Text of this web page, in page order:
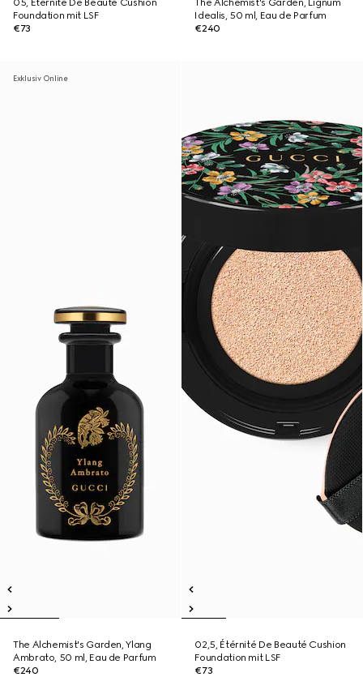
05, Étérnité De Beauté Cushion
Foundation mit LSF
€73
The Alchemist's Garden, Lignum
Idealis, 50 ml, Eau de Parfum
€240
Exklusiv Online
The Alchemist's Garden, Ylang
Ambrato, 50 ml, Eau de Parfum
€240
02,5, Étérnité De Beauté Cushion
Foundation mit LSF
€73